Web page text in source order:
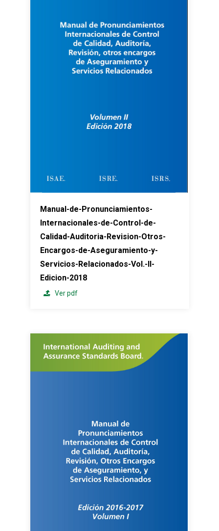
Manual-de-Pronunciamientos-
Internacionales-de-Control-de-
Calidad-Auditoria-Revision-Otros-
Encargos-de-Aseguramiento-y-
Servicios-Relacionados-Vol.-II-
Edicion-2018
Ver pdf